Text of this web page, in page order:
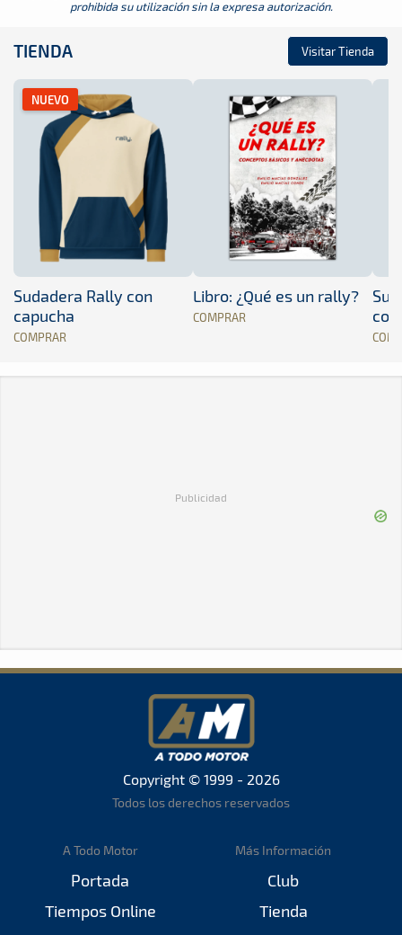
prohibida su utilización sin la expresa autorización.
TIENDA Visitar Tienda
NUEVO
Sudadera Rally con
capucha
COMPRAR
Libro: ¿Qué es un rally?
COMPRAR
Publicidad
Copyright © 1999 - 2026
Todos los derechos reservados
A Todo Motor
Portada
Tiempos Online
Más Información
Club
Tienda